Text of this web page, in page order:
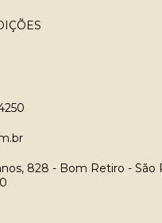
828 - Bom Retiro - São